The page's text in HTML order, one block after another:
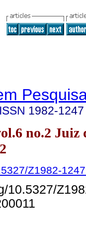
ISSN 1982-1247
no.2 Juiz
Z1982-
10.5327/